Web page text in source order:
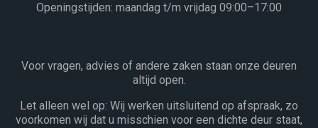
Openingstijden: maandag t/m vrijdag 09:00–17:00
Voor vragen, advies of andere zaken staan onze deuren
altijd open.
Let alleen wel op: Wij werken uitsluitend op afspraak, zo
voorkomen wij dat u misschien voor een dichte deur staat,